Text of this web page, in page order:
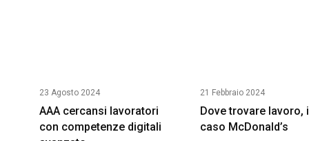
23 Agosto 2024
AAA cercansi lavoratori
con competenze digitali
21 Febbraio 2024
Dove trovare lavoro, il
caso McDonald’s